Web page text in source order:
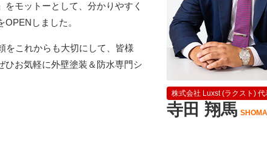
モットーとして、分かりやすく
しました。
をこれからも大切にして、皆様
ひお気軽に外壁塗装＆防水専門シ
株式会社 Luxst (ラクスト)
寺田 翔馬